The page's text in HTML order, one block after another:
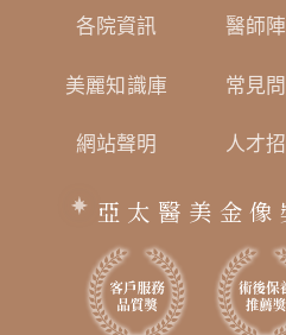
各院資訊 醫師
美麗知識庫 常見
網站聲明 人才
亞太醫美金像